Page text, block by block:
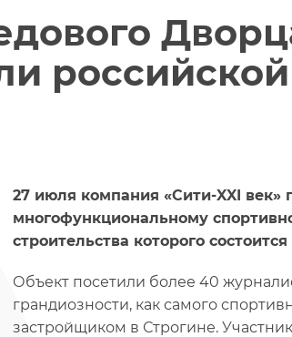
27 июля компания «Сити-XXI
многофункциональному
строительства которого
Объект посетили более 40
грандиозности, как самого
застройщиком в Строгине.